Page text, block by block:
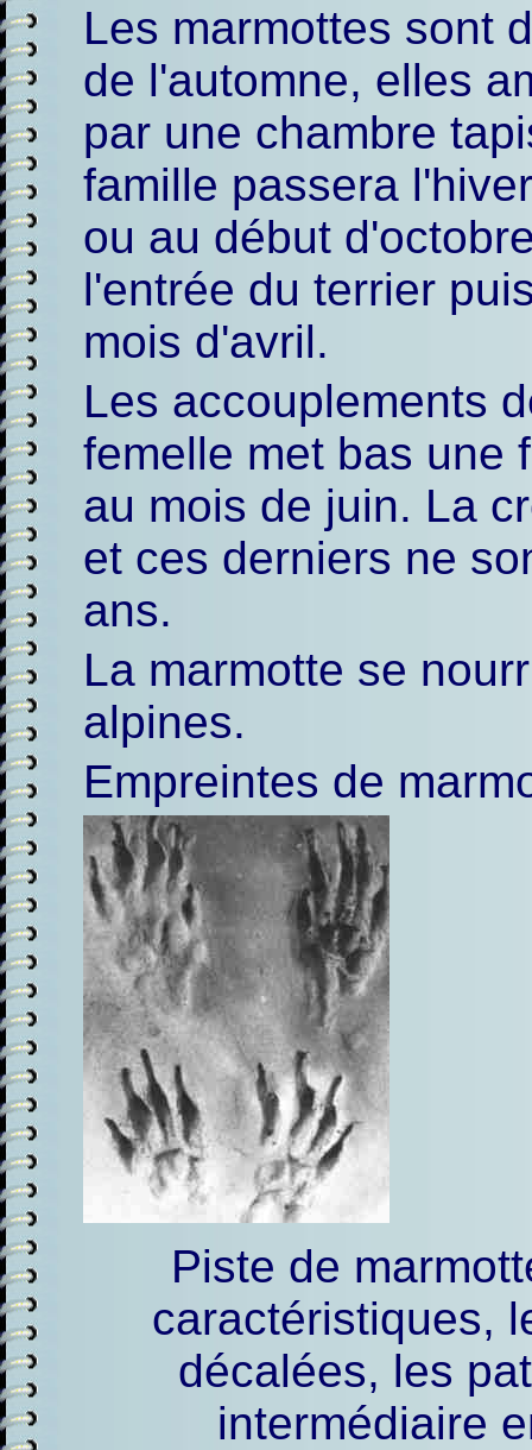
Les marmottes sont
de l'automne, elles
par une chambre
famille passera
ou au début
l'entrée du terrier
mois d'avril.
Les accouplements
femelle met bas une
au mois de juin. La
et ces derniers ne
ans.
La marmotte se
alpines.
Empreintes de
Piste de
caractéristiques,
décalées, les
intermédiaire